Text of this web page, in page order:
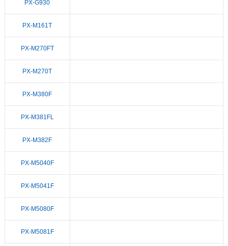
PX-G930
PX-M161T
PX-M270FT
PX-M270T
PX-M380F
PX-M381FL
PX-M382F
PX-M5040F
PX-M5041F
PX-M5080F
PX-M5081F